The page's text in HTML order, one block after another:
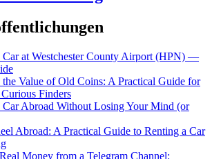
Car at Westchester County Airport (HPN) —
Value of Old Coins: A Practical Guide for
Finders
Abroad Without Losing Your Mind (or
Abroad: A Practical Guide to Renting a Car
Money from a Telegram Channel: